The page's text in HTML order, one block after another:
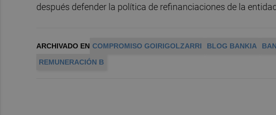
después defender la política de refinanciaciones de la
ARCHIVADO EN COMPROMISO GOIRIGOLZARRI BLOG BANKIA
REMUNERACIÓN B